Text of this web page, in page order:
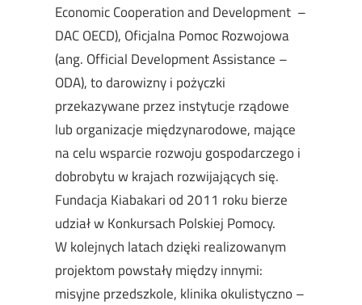
Economic Cooperation and Development –
DAC OECD), Oficjalna Pomoc Rozwojowa
(ang. Official Development Assistance –
ODA), to darowizny i pożyczki
przekazywane przez instytucje rządowe
lub organizacje międzynarodowe, mające
na celu wsparcie rozwoju gospodarczego i
dobrobytu w krajach rozwijających się.
Fundacja Kiabakari od 2011 roku bierze
udział w Konkursach Polskiej Pomocy.
W kolejnych latach dzięki realizowanym
projektom powstały między innymi:
misyjne przedszkole, klinika okulistyczno –